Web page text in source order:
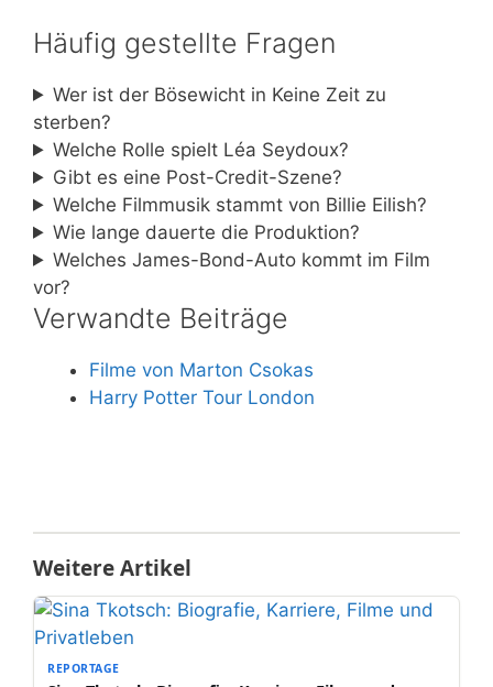
Häufig gestellte Fragen
Wer ist der Bösewicht in Keine Zeit zu
sterben?
Welche Rolle spielt Léa Seydoux?
Gibt es eine Post-Credit-Szene?
Welche Filmmusik stammt von Billie Eilish?
Wie lange dauerte die Produktion?
Welches James-Bond-Auto kommt im Film
vor?
Verwandte Beiträge
Filme von Marton Csokas
Harry Potter Tour London
Weitere Artikel
REPORTAGE